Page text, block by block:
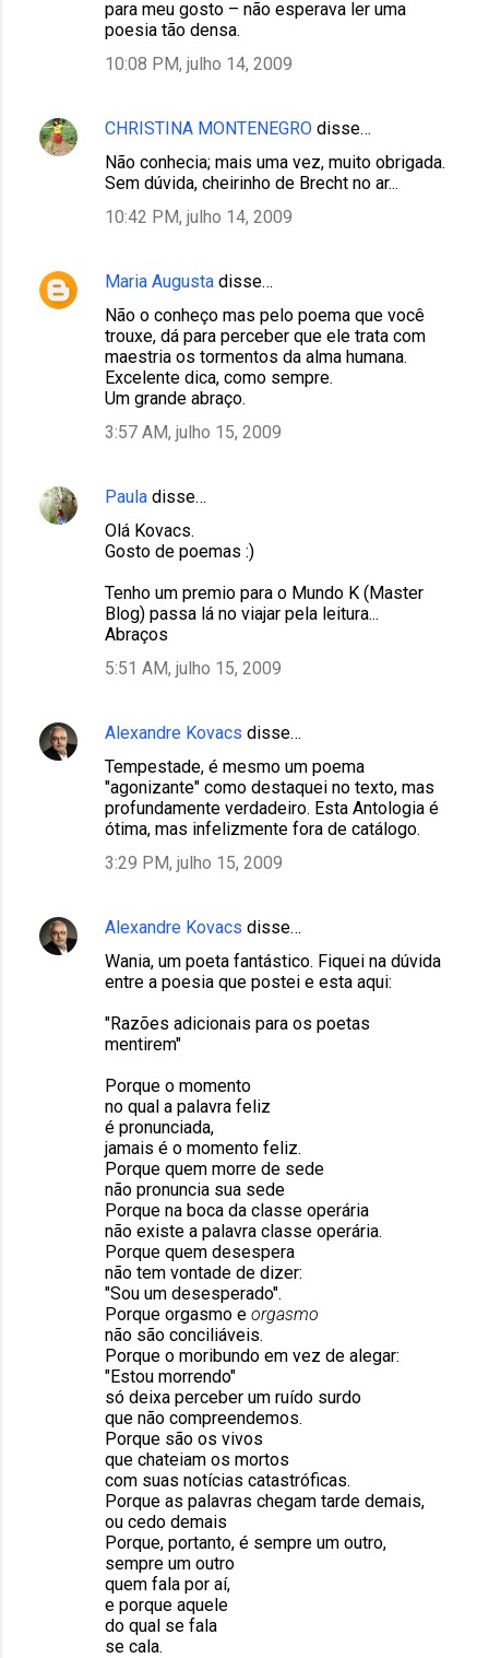
para meu gosto – não esperava ler uma
poesia tão densa.
10:08 PM, julho 14, 2009
CHRISTINA MONTENEGRO disse…
Não conhecia; mais uma vez, muito obrigada.
Sem dúvida, cheirinho de Brecht no ar...
10:42 PM, julho 14, 2009
Maria Augusta disse…
Não o conheço mas pelo poema que você
trouxe, dá para perceber que ele trata com
maestria os tormentos da alma humana.
Excelente dica, como sempre.
Um grande abraço.
3:57 AM, julho 15, 2009
Paula disse…
Olá Kovacs.
Gosto de poemas :)
Tenho um premio para o Mundo K (Master
Blog) passa lá no viajar pela leitura...
Abraços
5:51 AM, julho 15, 2009
Alexandre Kovacs disse…
Tempestade, é mesmo um poema
"agonizante" como destaquei no texto, mas
profundamente verdadeiro. Esta Antologia é
ótima, mas infelizmente fora de catálogo.
3:29 PM, julho 15, 2009
Alexandre Kovacs disse…
Wania, um poeta fantástico. Fiquei na dúvida
entre a poesia que postei e esta aqui:
"Razões adicionais para os poetas
mentirem"
Porque o momento
no qual a palavra feliz
é pronunciada,
jamais é o momento feliz.
Porque quem morre de sede
não pronuncia sua sede
Porque na boca da classe operária
não existe a palavra classe operária.
Porque quem desespera
não tem vontade de dizer:
"Sou um desesperado".
Porque orgasmo e orgasmo
não são conciliáveis.
Porque o moribundo em vez de alegar:
"Estou morrendo"
só deixa perceber um ruído surdo
que não compreendemos.
Porque são os vivos
que chateiam os mortos
com suas notícias catastróficas.
Porque as palavras chegam tarde demais,
ou cedo demais
Porque, portanto, é sempre um outro,
sempre um outro
quem fala por aí,
e porque aquele
do qual se fala
se cala.